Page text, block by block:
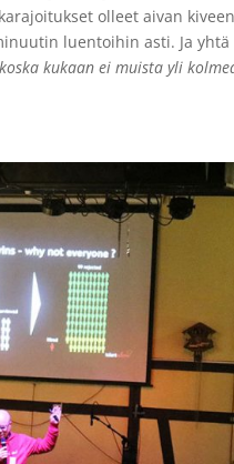
olleet aivan
luentoihin asti. Ja yhtä
kukaan ei muista yli